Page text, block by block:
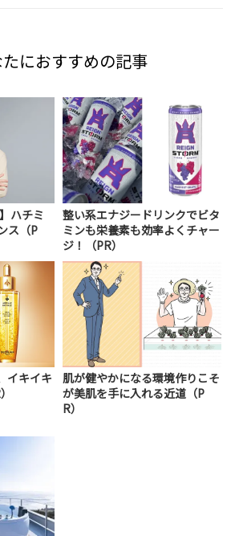
におすすめの記事
ハチミ
ス（P
整い系エナジードリンクでビタ
ミンも栄養素も効率よくチャー
ジ！（PR）
イキイキ
肌が健やかになる環境作りこそ
が美肌を手に入れる近道（P
R）